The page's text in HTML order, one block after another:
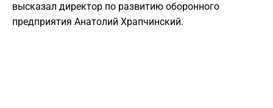
высказал директор по развитию оборонного
предприятия Анатолий Храпчинский.